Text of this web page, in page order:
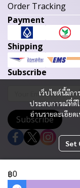
฿0
เว็บไซต์นี้มีก
ประสบการณ์ที่ดีใ
อ่านรายละเอียด
Set
Order Tracking
Payment
Shipping
Subscribe
Subscribe